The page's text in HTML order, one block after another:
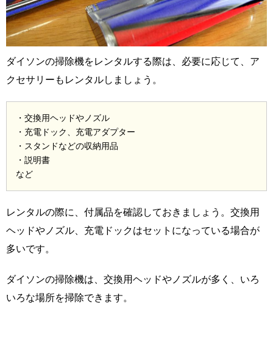
ダイソンの掃除機をレンタルする際は、必要に応じて、ア
クセサリーもレンタルしましょう。
・交換用ヘッドやノズル
・充電ドック、充電アダプター
・スタンドなどの収納用品
・説明書
など
レンタルの際に、付属品を確認しておきましょう。交換用
ヘッドやノズル、充電ドックはセットになっている場合が
多いです。
ダイソンの掃除機は、交換用ヘッドやノズルが多く、いろ
いろな場所を掃除できます。